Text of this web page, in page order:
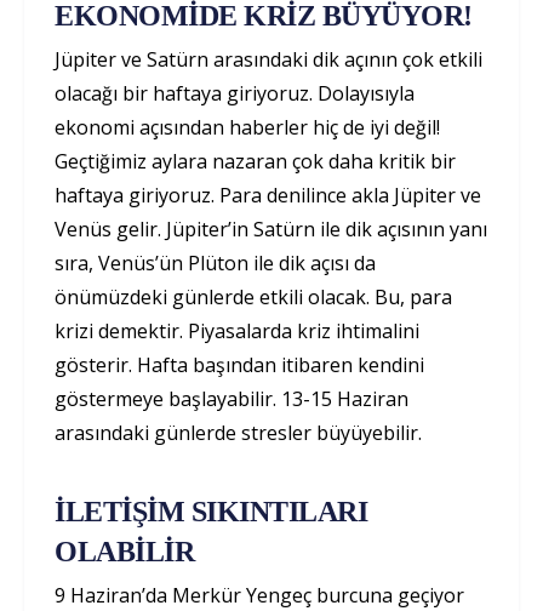
EKONOMİDE KRİZ BÜYÜYOR!
Jüpiter ve Satürn arasındaki dik açının çok etkili
olacağı bir haftaya giriyoruz. Dolayısıyla
ekonomi açısından haberler hiç de iyi değil!
Geçtiğimiz aylara nazaran çok daha kritik bir
haftaya giriyoruz. Para denilince akla Jüpiter ve
Venüs gelir. Jüpiter’in Satürn ile dik açısının yanı
sıra, Venüs’ün Plüton ile dik açısı da
önümüzdeki günlerde etkili olacak. Bu, para
krizi demektir. Piyasalarda kriz ihtimalini
gösterir. Hafta başından itibaren kendini
göstermeye başlayabilir. 13-15 Haziran
arasındaki günlerde stresler büyüyebilir.
İLETİŞİM SIKINTILARI
OLABİLİR
9 Haziran’da Merkür Yengeç burcuna geçiyor